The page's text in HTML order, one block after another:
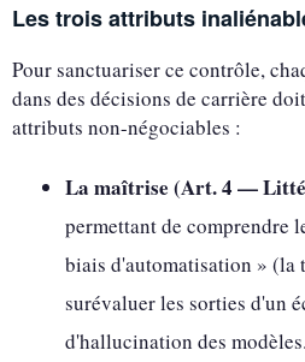
Les trois attributs
Pour sanctuariser ce contrôle,
dans des décisions de carrière
attributs non-négociables :
La maîtrise (Art. 4 —
permettant de comprendre
biais d'automatisation » (la
surévaluer les sorties d'un
d'hallucination des modèles.